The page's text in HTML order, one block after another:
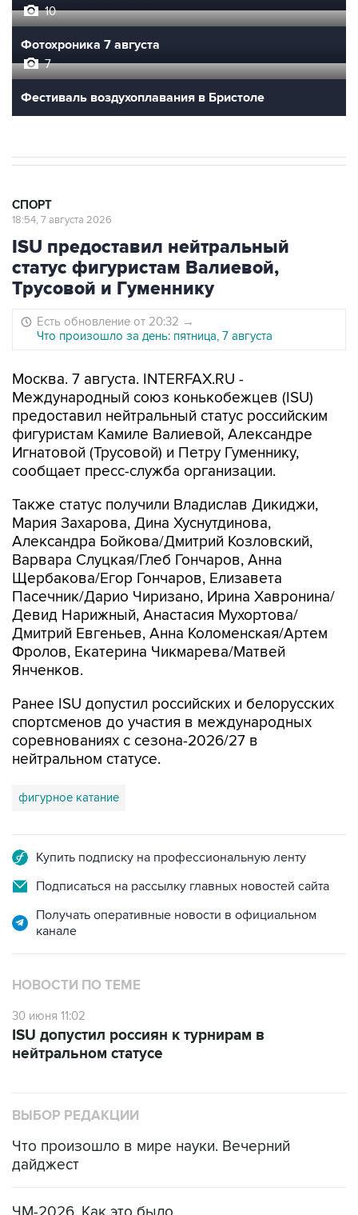
10
Фотохроника 7 августа
7
Фестиваль воздухоплавания в Бристоле
СПОРТ
18:54, 7 августа 2026
ISU предоставил нейтральный
статус фигуристам Валиевой,
Трусовой и Гуменнику
Есть обновление от 20:32 →
Что произошло за день: пятница, 7 августа
Москва. 7 августа. INTERFAX.RU -
Международный союз конькобежцев (ISU)
предоставил нейтральный статус российским
фигуристам Камиле Валиевой, Александре
Игнатовой (Трусовой) и Петру Гуменнику,
сообщает пресс-служба организации.
Также статус получили Владислав Дикиджи,
Мария Захарова, Дина Хуснутдинова,
Александра Бойкова/Дмитрий Козловский,
Варвара Слуцкая/Глеб Гончаров, Анна
Щербакова/Егор Гончаров, Елизавета
Пасечник/Дарио Чиризано, Ирина Хавронина/
Девид Нарижный, Анастасия Мухортова/
Дмитрий Евгеньев, Анна Коломенская/Артем
Фролов, Екатерина Чикмарева/Матвей
Янченков.
Ранее ISU допустил российских и белорусских
спортсменов до участия в международных
соревнованиях с сезона-2026/27 в
нейтральном статусе.
фигурное катание
Купить подписку на профессиональную ленту
Подписаться на рассылку главных новостей сайта
Получать оперативные новости в официальном
канале
НОВОСТИ ПО ТЕМЕ
30 июня 11:02
ISU допустил россиян к турнирам в
нейтральном статусе
ВЫБОР РЕДАКЦИИ
Что произошло в мире науки. Вечерний
дайджест